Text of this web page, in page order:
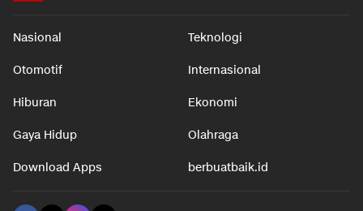
Nasional Teknologi
Otomotif Internasional
Hiburan Ekonomi
Gaya Hidup Olahraga
Download Apps berbuatbaik.id